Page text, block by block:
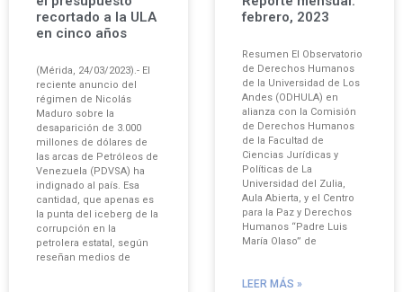
recortado a la ULA
en cinco años
(Mérida, 24/03/2023).- El
reciente anuncio del
régimen de Nicolás
Maduro sobre la
desaparición de 3.000
millones de dólares de
las arcas de Petróleos de
Venezuela (PDVSA) ha
indignado al país. Esa
cantidad, que apenas es
la punta del iceberg de la
corrupción en la
petrolera estatal, según
reseñan medios de
febrero, 2023
Resumen El Observatorio
de Derechos Humanos
de la Universidad de Los
Andes (ODHULA) en
alianza con la Comisión
de Derechos Humanos
de la Facultad de
Ciencias Jurídicas y
Políticas de La
Universidad del Zulia,
Aula Abierta, y el Centro
para la Paz y Derechos
Humanos “Padre Luis
María Olaso” de
LEER MÁS »